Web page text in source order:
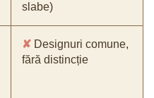
slabe)
✘ Designuri comune,
fără distincție